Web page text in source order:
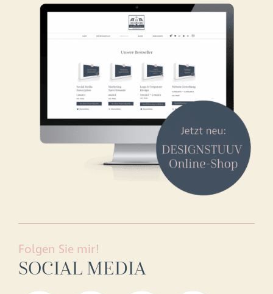
Folgen Sie mir!
SOCIAL MEDIA